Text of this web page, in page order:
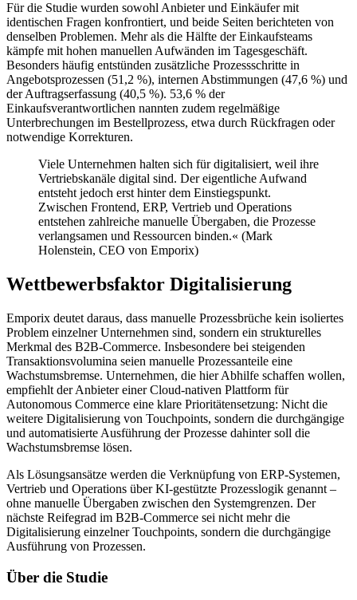
Für die Studie wurden sowohl Anbieter und Einkäufer mit
identischen Fragen konfrontiert, und beide Seiten berichteten von
denselben Problemen. Mehr als die Hälfte der Einkaufsteams
kämpfe mit hohen manuellen Aufwänden im Tagesgeschäft.
Besonders häufig entstünden zusätzliche Prozessschritte in
Angebotsprozessen (51,2 %), internen Abstimmungen (47,6 %) und
der Auftragserfassung (40,5 %). 53,6 % der
Einkaufsverantwortlichen nannten zudem regelmäßige
Unterbrechungen im Bestellprozess, etwa durch Rückfragen oder
notwendige Korrekturen.
Viele Unternehmen halten sich für digitalisiert, weil ihre
Vertriebskanäle digital sind. Der eigentliche Aufwand
entsteht jedoch erst hinter dem Einstiegspunkt.
Zwischen Frontend, ERP, Vertrieb und Operations
entstehen zahlreiche manuelle Übergaben, die Prozesse
verlangsamen und Ressourcen binden.« (Mark
Holenstein, CEO von Emporix)
Wettbewerbsfaktor Digitalisierung
Emporix deutet daraus, dass manuelle Prozessbrüche kein isoliertes
Problem einzelner Unternehmen sind, sondern ein strukturelles
Merkmal des B2B-Commerce. Insbesondere bei steigenden
Transaktionsvolumina seien manuelle Prozessanteile eine
Wachstumsbremse. Unternehmen, die hier Abhilfe schaffen wollen,
empfiehlt der Anbieter einer Cloud-nativen Plattform für
Autonomous Commerce eine klare Prioritätensetzung: Nicht die
weitere Digitalisierung von Touchpoints, sondern die durchgängige
und automatisierte Ausführung der Prozesse dahinter soll die
Wachstumsbremse lösen.
Als Lösungsansätze werden die Verknüpfung von ERP-Systemen,
Vertrieb und Operations über KI-gestützte Prozesslogik genannt –
ohne manuelle Übergaben zwischen den Systemgrenzen. Der
nächste Reifegrad im B2B-Commerce sei nicht mehr die
Digitalisierung einzelner Touchpoints, sondern die durchgängige
Ausführung von Prozessen.
Über die Studie